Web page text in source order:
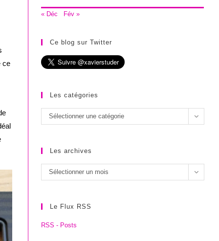
ce
« Déc Fév »
Ce blog sur Twitter
Les catégories
Les
catégories
Sélectionner une catégorie
Les archives
Les
archives
Sélectionner un mois
Le Flux RSS
RSS - Posts